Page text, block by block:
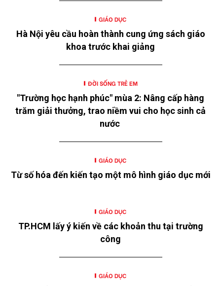
GIÁO DỤC
Hà Nội yêu cầu hoàn thành cung ứng sách giáo
khoa trước khai giảng
ĐỜI SỐNG TRẺ EM
"Trường học hạnh phúc" mùa 2: Nâng cấp hàng
trăm giải thưởng, trao niềm vui cho học sinh cả
nước
GIÁO DỤC
Từ số hóa đến kiến tạo một mô hình giáo dục mới
GIÁO DỤC
TP.HCM lấy ý kiến về các khoản thu tại trường
công
GIÁO DỤC